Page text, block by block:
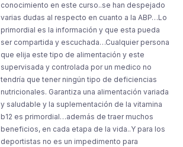
conocimiento en este curso..se han despejado
varias dudas al respecto en cuanto a la ABP…Lo
primordial es la información y que esta pueda
ser compartida y escuchada…Cualquier persona
que elija este tipo de alimentación y este
supervisada y controlada por un medico no
tendría que tener ningún tipo de deficiencias
nutricionales. Garantiza una alimentación variada
y saludable y la suplementación de la vitamina
b12 es primordial…además de traer muchos
beneficios, en cada etapa de la vida..Y para los
deportistas no es un impedimento para